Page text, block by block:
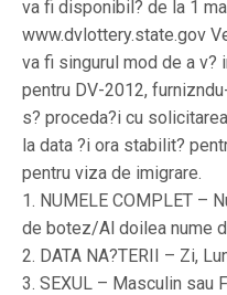
va fi disponibil? de la 1
www.dvlottery.state.gov
va fi singurul mod de a v?
pentru DV-2012,
s? proceda?i cu
la data ?i ora stabilit?
pentru viza de imigrare.
1. NUMELE COMPLET –
de botez/Al doilea nume
2. DATA NA?TERII – Zi,
3. SEXUL – Masculin sau